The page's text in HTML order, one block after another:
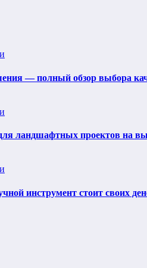
— полный обзор выбора
ландшафтных проектов на
инструмент стоит своих